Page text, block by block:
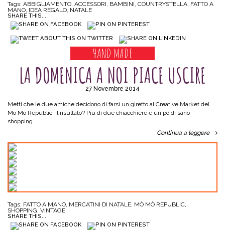
Tags: ABBIGLIAMENTO, ACCESSORI, BAMBINI, COUNTRYSTELLA, FATTO A
MANO, IDEA REGALO, NATALE
SHARE THIS...
HAND MADE
LA DOMENICA A NOI PIACE USCIRE
27 Novembre 2014
Metti che le due amiche decidono di farsi un giretto al Creative Market del
Mò Mò Republic, il risultato? Più di due chiacchiere e un pò di sano
shopping.
Continua a leggere
Tags: FATTO A MANO, MERCATINI DI NATALE, MÒ MÒ REPUBLIC,
SHOPPING, VINTAGE
SHARE THIS...